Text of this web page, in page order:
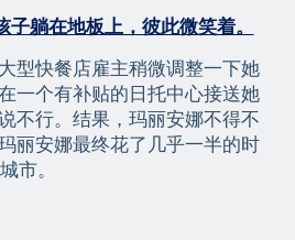
型快餐店雇主稍微调整一下她
一个有补贴的日托中心接送她
不行。结果，玛丽安娜不得不
丽安娜最终花了几乎一半的时
市。